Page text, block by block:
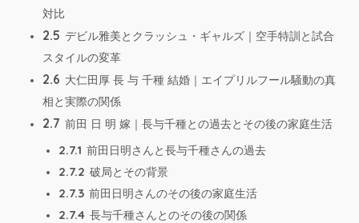
対比
2.5 デビル雅美とクラッシュ・ギャルズ｜空手特訓と試合
スタイルの変革
2.6 大仁田厚 長 与 千種 結婚｜エイプリルフール騒動の真
相と実際の関係
2.7 前田 日 明 嫁｜長与千種との過去とその後の家庭生活
2.7.1 前田日明さんと長与千種さんの過去
2.7.2 破局とその背景
2.7.3 前田日明さんのその後の家庭生活
2.7.4 長与千種さんとのその後の関係